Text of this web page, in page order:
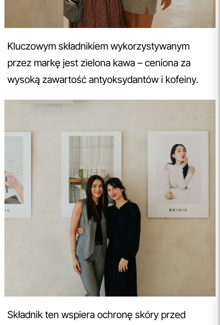
Kluczowym składnikiem wykorzystywanym
przez markę jest zielona kawa – ceniona za
wysoką zawartość antyoksydantów i kofeiny.
Składnik ten wspiera ochronę skóry przed